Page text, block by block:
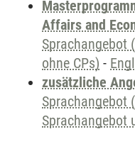
Affairs and
Sprachangebot
ohne CPs) -
zusätzliche
Sprachangebot
Sprachangebot